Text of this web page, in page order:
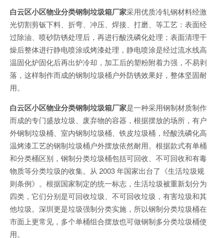
白云区小区物业分类钢制垃圾箱厂家采用优质冷轧钢材料经激
光切割剪钣下料、折弯、冲压、焊接、打磨、等工艺：表面经
过除油、喷砂防锈处理后，再进行酸洗磷化处理；表面清理干
燥后整体进行静电喷涂或烤漆处理，静电喷涂是经过流水线高
温固化炉固化后再出炉冷却，加工后的塑粉附着力强，不易剥
落，这样制作而成的钢制垃圾桶户外防锈效果好，整体坚固耐
用。
白云区小区物业分类钢制垃圾箱厂家是一种采用钢制材质制作
而成的专门盛放垃圾、废弃物的容器，根据摆放的场所，有户
外钢制垃圾桶、室内钢制垃圾桶、铁皮垃圾桶，经酸洗磷化高
温烤漆工艺的钢制垃圾桶户外摆放依然耐用。根据款式有单桶
和分类桶区别，钢制分类垃圾桶包括可回收、不可回收和有毒
物质等分类垃圾的收集。从 2003 年国家出台了《生活垃圾规
则条例》。根据国家制定的统一标志，生活垃圾被重新划分为
四类，它们分别是可回收垃圾、不可回收垃圾，有害垃圾和其
他垃圾。深圳更是垃圾强制分类实施，所以钢制分类垃圾桶在
市面上更常见，多个单桶组合摆放也可做钢制多分类垃圾桶使
用。